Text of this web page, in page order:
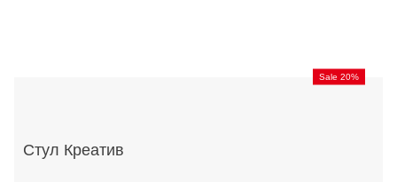
Sale 20%
Стул Креатив